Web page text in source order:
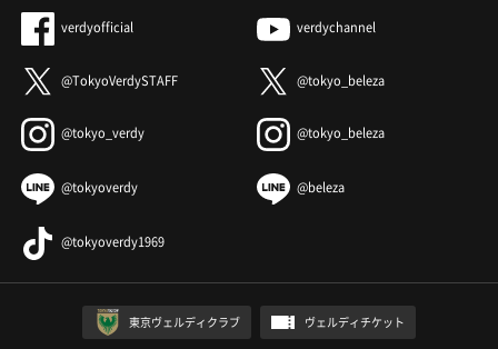
verdyofficial verdychannel
@TokyoVerdySTAFF @tokyo_beleza
@tokyo_verdy @tokyo_beleza
@tokyoverdy @beleza
@tokyoverdy1969
東京ヴェルディクラブ ヴェルディチケット